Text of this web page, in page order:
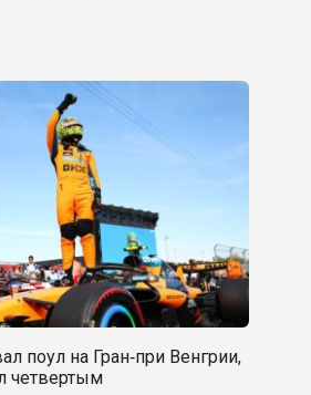
поул на Гран‑при Венгрии,
четвертым